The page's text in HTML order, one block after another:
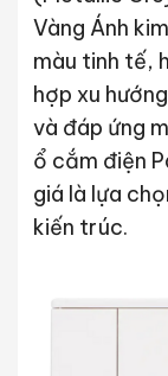
Vàng Ánh
màu tinh tế,
hợp xu
và đáp ứng
ổ cắm điện
giá là lựa
kiến trúc.